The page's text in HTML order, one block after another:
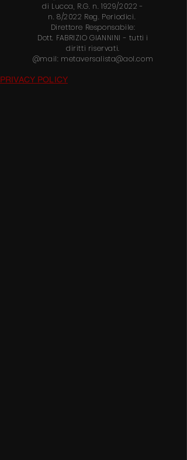
di Lucca, R.G. n. 1929/2022 -
n. 8/2022 Reg. Periodici.
Direttore Responsabile:
Dott. FABRIZIO GIANNINI - tutti i
diritti riservati.
@mail: metaversalista@aol.com
PRIVACY POLICY